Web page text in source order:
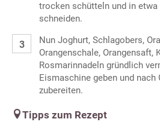
trocken schütteln und in
schneiden.
Nun Joghurt, Schlagobers,
Orangenschale, Orangensaft,
Rosmarinnadeln gründlich
Eismaschine geben und nach
zubereiten.
Tipps zum Rezept